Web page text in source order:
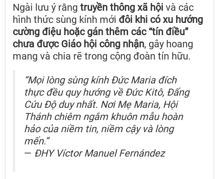
Ngài lưu ý rằng truyền thông xã hội và các
hình thức sùng kính mới đôi khi có xu hướng
cường điệu hoặc gán thêm các “tín điều”
chưa được Giáo hội công nhận, gây hoang
mang và chia rẽ trong cộng đoàn tín hữu.
“Mọi lòng sùng kính Đức Maria đích
thực đều quy hướng về Đức Kitô, Đấng
Cứu Độ duy nhất. Nơi Mẹ Maria, Hội
Thánh chiêm ngắm khuôn mẫu hoàn
hảo của niềm tin, niềm cậy và lòng
mến.”
— ĐHY Víctor Manuel Fernández